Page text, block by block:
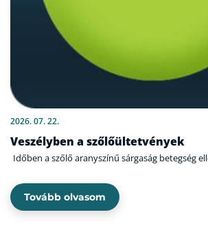
2026. 07. 22.
Veszélyben a szőlőültetvények
Időben a szőlő aranyszínű sárgaság betegség
Tovább olvasom